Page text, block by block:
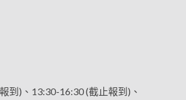
到)、13:30-16:30 (截止報到)、